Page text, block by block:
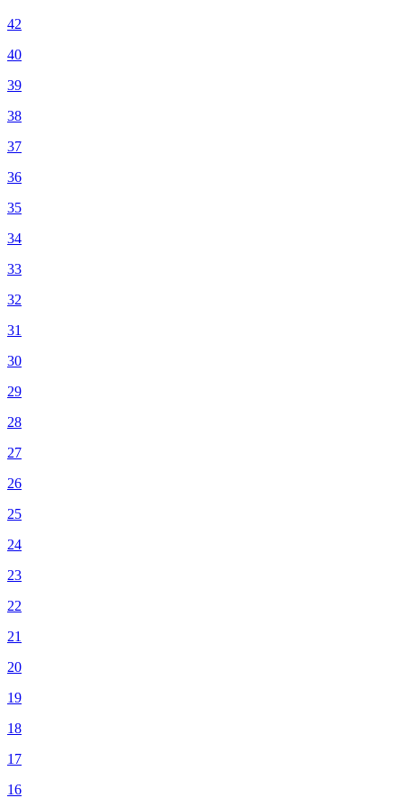
42
40
39
38
37
36
35
34
33
32
31
30
29
28
27
26
25
24
23
22
21
20
19
18
17
16